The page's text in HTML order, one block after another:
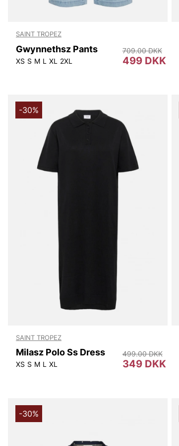
SAINT TROPEZ
Gwynnethsz Pants
XS S M L XL 2XL 499 DKK
709.00 DKK
-30%
SAINT TROPEZ
Milasz Polo Ss Dress
XS S M L XL 349 DKK
499.00 DKK
-30%